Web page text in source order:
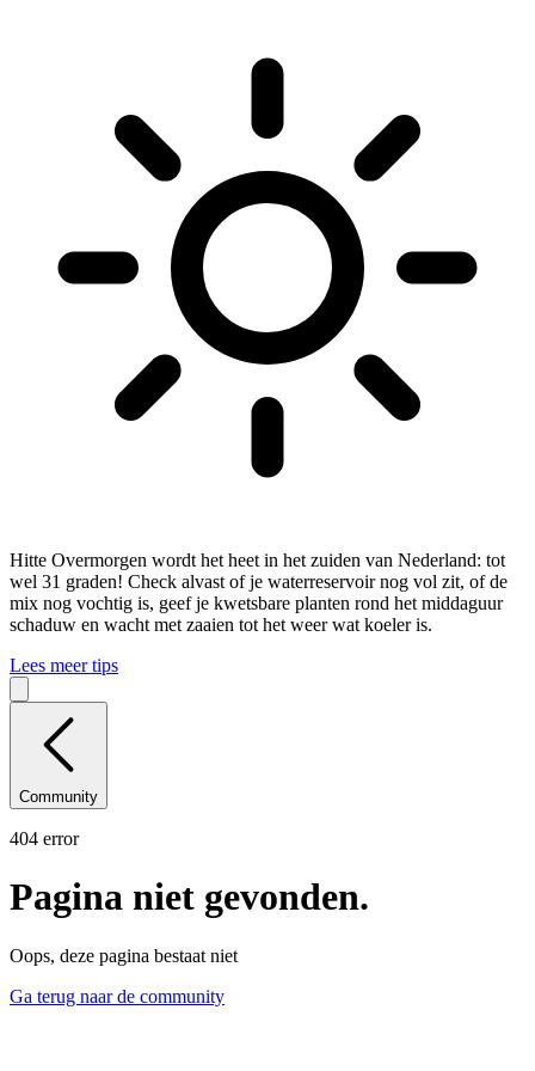
Hitte Overmorgen wordt het heet in het zuiden van Nederland: tot
wel 31 graden! Check alvast of je waterreservoir nog vol zit, of de
mix nog vochtig is, geef je kwetsbare planten rond het middaguur
schaduw en wacht met zaaien tot het weer wat koeler is.
Lees meer tips
Community
404 error
Pagina niet gevonden.
Oops, deze pagina bestaat niet
Ga terug naar de community